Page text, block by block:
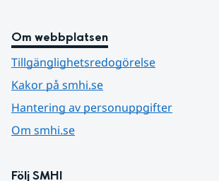
Om webbplatsen
Tillgänglighetsredogörelse
Kakor på smhi.se
Hantering av personuppgifter
Om smhi.se
Följ SMHI